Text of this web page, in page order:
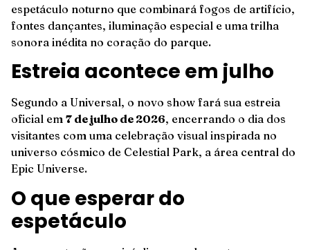
espetáculo noturno que combinará fogos de artifício,
fontes dançantes, iluminação especial e uma trilha
sonora inédita no coração do parque.
Estreia acontece em julho
Segundo a Universal, o novo show fará sua estreia
oficial em 7 de julho de 2026, encerrando o dia dos
visitantes com uma celebração visual inspirada no
universo cósmico de Celestial Park, a área central do
Epic Universe.
O que esperar do
espetáculo